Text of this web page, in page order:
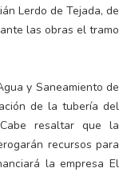
Lerdo de Tejada, de
las obras el tramo
y Saneamiento de
de la tubería del
resaltar que la
recursos para
la empresa El